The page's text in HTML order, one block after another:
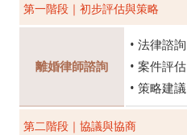
第一階段｜初步評估與策略
離婚律師諮詢
• 法律諮詢
• 案件評估
• 策略建議
第二階段｜協議與協商